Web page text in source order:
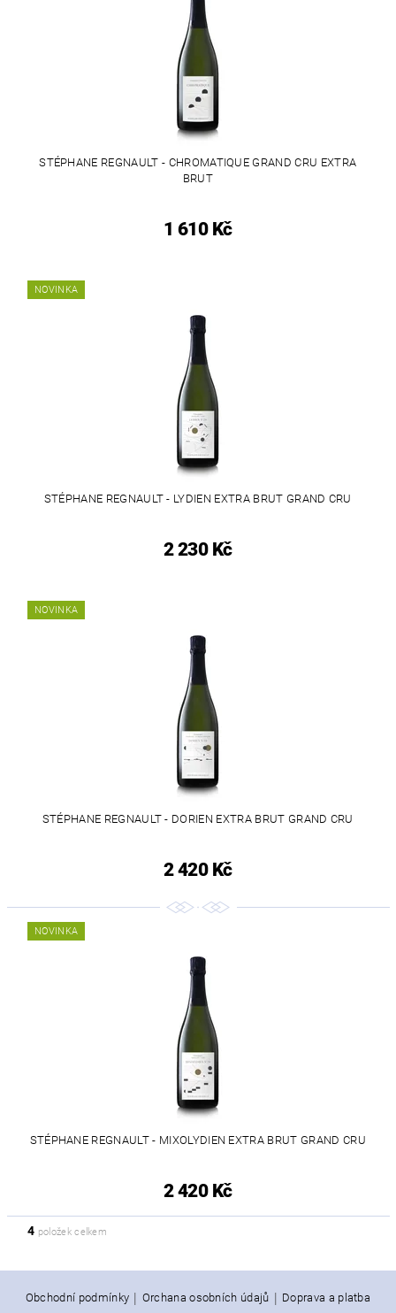
STÉPHANE REGNAULT - CHROMATIQUE GRAND CRU EXTRA
BRUT
1 610 Kč
NOVINKA
STÉPHANE REGNAULT - LYDIEN EXTRA BRUT GRAND CRU
2 230 Kč
NOVINKA
STÉPHANE REGNAULT - DORIEN EXTRA BRUT GRAND CRU
2 420 Kč
NOVINKA
STÉPHANE REGNAULT - MIXOLYDIEN EXTRA BRUT GRAND CRU
2 420 Kč
4 položek celkem
Obchodní podmínky | Orchana osobních údajů | Doprava a platba